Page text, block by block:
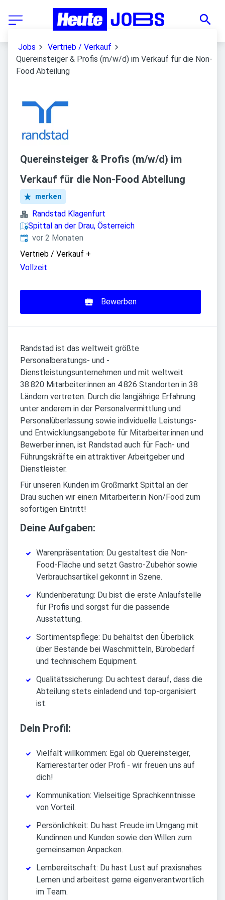
Jobs
Vertrieb / Verkauf
Quereinsteiger & Profis (m/w/d) im Verkauf für die Non-
Food Abteilung
Quereinsteiger & Profis (m/w/d) im
Verkauf für die Non-Food Abteilung
merken
Randstad Klagenfurt
Spittal an der Drau, Österreich
Veröffentlicht:
vor 2 Monaten
Vertrieb / Verkauf +
Vollzeit
Bewerben
Randstad ist das weltweit größte
Personalberatungs- und -
Dienstleistungsunternehmen und mit weltweit
38.820 Mitarbeiter:innen an 4.826 Standorten in 38
Ländern vertreten. Durch die langjährige Erfahrung
unter anderem in der Personalvermittlung und
Personalüberlassung sowie individuelle Leistungs-
und Entwicklungsangebote für Mitarbeiter:innen und
Bewerber:innen, ist Randstad auch für Fach- und
Führungskräfte ein attraktiver Arbeitgeber und
Dienstleister.
Für unseren Kunden im Großmarkt Spittal an der
Drau suchen wir eine:n Mitarbeiter:in Non/Food zum
sofortigen Eintritt!
Deine Aufgaben:
Warenpräsentation: Du gestaltest die Non-
Food-Fläche und setzt Gastro-Zubehör sowie
Verbrauchsartikel gekonnt in Szene.
Kundenberatung: Du bist die erste Anlaufstelle
für Profis und sorgst für die passende
Ausstattung.
Sortimentspflege: Du behältst den Überblick
über Bestände bei Waschmitteln, Bürobedarf
und technischem Equipment.
Qualitätssicherung: Du achtest darauf, dass die
Abteilung stets einladend und top-organisiert
ist.
Dein Profil:
Vielfalt willkommen: Egal ob Quereinsteiger,
Karrierestarter oder Profi - wir freuen uns auf
dich!
Kommunikation: Vielseitige Sprachkenntnisse
von Vorteil.
Persönlichkeit: Du hast Freude im Umgang mit
Kundinnen und Kunden sowie den Willen zum
gemeinsamen Anpacken.
Lernbereitschaft: Du hast Lust auf praxisnahes
Lernen und arbeitest gerne eigenverantwortlich
im Team.